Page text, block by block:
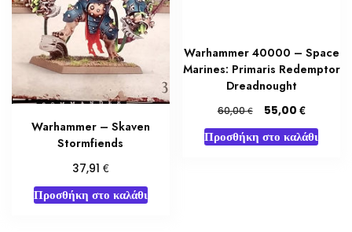
Warhammer – Skaven
Stormfiends
37,91 €
Προσθήκη στο καλάθι
Warhammer 40000 – Space
Marines: Primaris Redemptor
Dreadnought
60,00€
Original
price
was:
55,00 €Η
τρέχουσα
τιμή
Προσθήκη στο καλάθι